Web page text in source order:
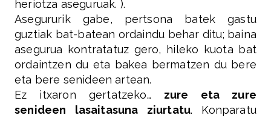
heriotza aseguruak. ).
Asegururik gabe, pertsona batek gastu
guztiak bat-batean ordaindu behar ditu; baina
asegurua kontratatuz gero, hileko kuota bat
ordaintzen du eta bakea bermatzen du bere
eta bere senideen artean.
Ez itxaron gertatzeko… zure eta zure
senideen lasaitasuna ziurtatu. Konparatu